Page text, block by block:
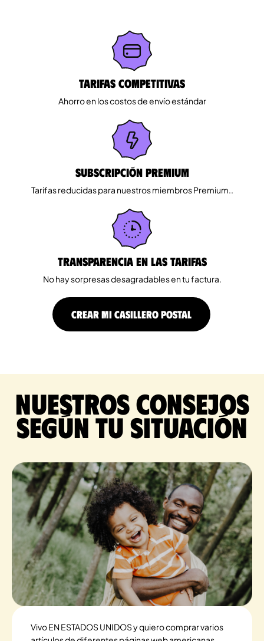
Tarifas competitivas
Ahorro en los costos de envío estándar
Subscripción Premium
Tarifas reducidas para nuestros miembros Premium..
Transparencia en las tarifas
No hay sorpresas desagradables en tu factura.
CREAR MI CASILLERO POSTAL
Nuestros consejos
según tu situación
Vivo EN ESTADOS UNIDOS y quiero comprar varios